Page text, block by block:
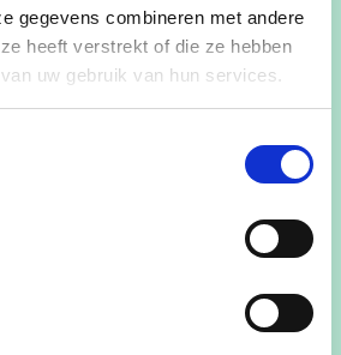
gegevens combineren met andere
heeft verstrekt of die ze hebben
uw gebruik van hun services.